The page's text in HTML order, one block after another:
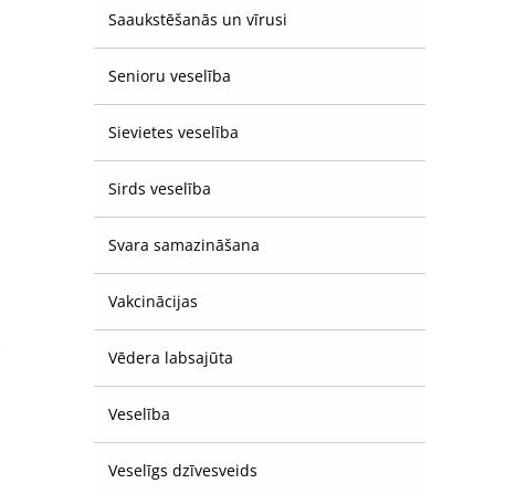
Saaukstēšanās un vīrusi
Senioru veselība
Sievietes veselība
Sirds veselība
Svara samazināšana
Vakcinācijas
Vēdera labsajūta
Veselība
Veselīgs dzīvesveids